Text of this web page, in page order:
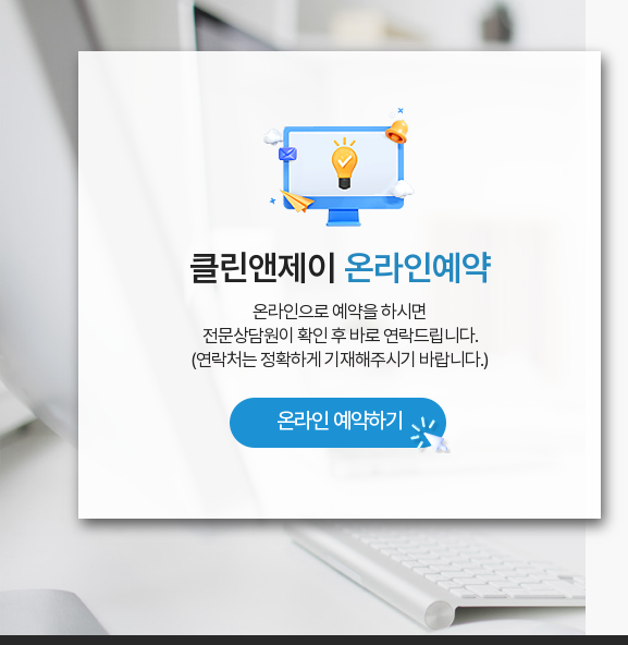
클린앤제이 온라인예약
온라인으로 예약을 하시면
전문상담원이 확인 후 바로 연락드립니다.
(연락처는 정확하게 기재해주시기 바랍니다.)
온라인 예약하기